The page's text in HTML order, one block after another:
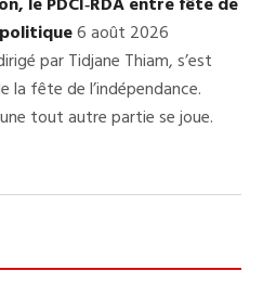
6 août 2026
par Tidjane Thiam, s’est
fête de l’indépendance.
tout autre partie se joue.